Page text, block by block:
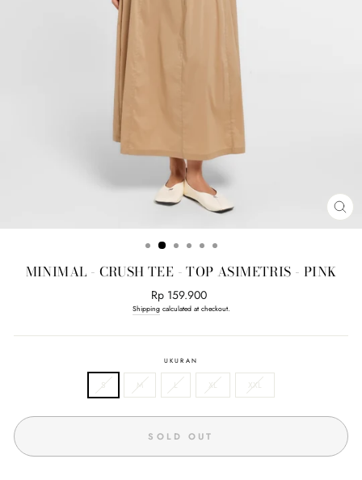
MINIMAL - CRUSH TEE - TOP ASIMETRIS - PINK
Regular
price
Rp 159.900
Shippingcalculated at checkout.
UKURAN
S M L XL XXL
SOLD OUT